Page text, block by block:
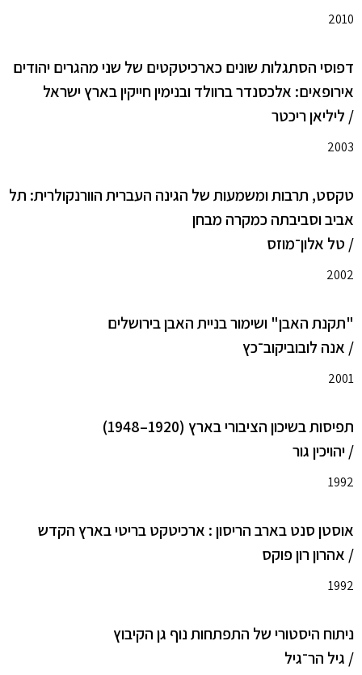
2010
דפוסי הסתגלות שונים כארכיטקטים של שני מהגרים יהודים
אירופאים: אלכסנדר ברוולד ובנימין חייקין בארץ ישראל
/ ליליאן ריכטר
2003
טקסט, תרבות ומשמעות של הגינה העברית הוורנקולרית: תל
אביב וסביבתה כמקרה מבחן
/ טל אלון־מוזס
2002
"תקנת האבן" ושימור בניית האבן בירושלים
/ אנה לובוביקוב־כץ
2001
תפיסות בשיכון הציבורי בארץ (1920–1948)
/ יהויכין גור
1992
אוסטן סנט בארב הריסון : ארכיטקט בריטי בארץ הקדש
/ אהרון רון פוקס
1992
ניתוח היסטורי של התפתחות נוף גן הקיבוץ
/ גיל הר־גיל